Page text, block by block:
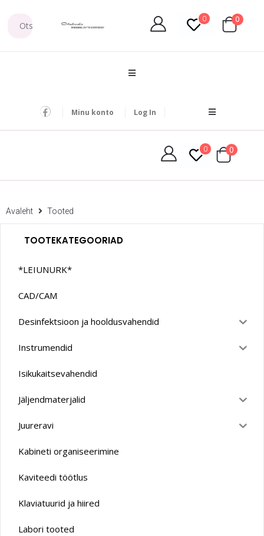
0 0
Minu konto Log In
0 0
Avaleht Tooted
TOOTEKATEGOORIAD
*LEIUNURK*
CAD/CAM
Desinfektsioon ja hooldusvahendid
Instrumendid
Isikukaitsevahendid
Jäljendmaterjalid
Juureravi
Kabineti organiseerimine
Kaviteedi töötlus
Klaviatuurid ja hiired
Labori tooted